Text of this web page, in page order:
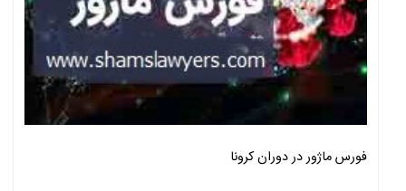
فورس ماژور در دوران کرونا